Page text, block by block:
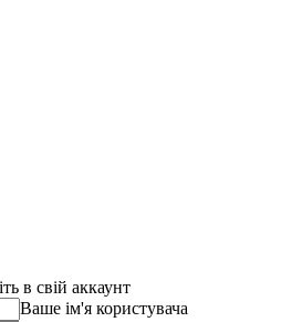
в свій аккаунт
Ваше ім'я користувача